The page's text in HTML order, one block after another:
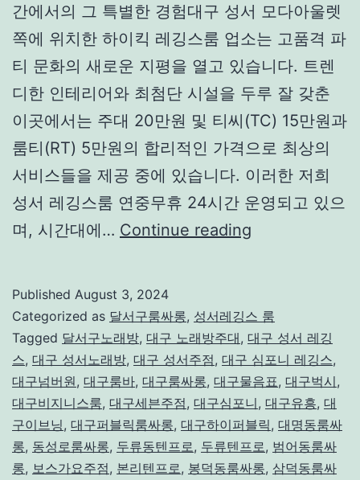
간에서의 그 특별한 경험대구 성서 모다아울렛
쪽에 위치한 하이킥 레깅스룸 업소는 고품격 파
티 문화의 새로운 지평을 열고 있습니다. 트렌
디한 인테리어와 최첨단 시설을 두루 잘 갖춘
이곳에서는 주대 20만원 및 티씨(TC) 15만원과
룸티(RT) 5만원의 합리적인 가격으로 최상의
서비스들을 제공 중에 있습니다. 이러한 저희
성서 레깅스룸 연중무휴 24시간 운영되고 있으
며, 시간대에… Continue reading
깅
스
대
구
핫
플
Published August 3, 2024
Categorized as 달서구룸싸롱, 성서레깅스 룸
Tagged 달서구노래방, 대구 노래방주대, 대구 성서 레깅
스, 대구 성서노래방, 대구 성서주점, 대구 심포니 레깅스,
대구넘버원, 대구룸바, 대구룸싸롱, 대구물음표, 대구벅시,
대구비지니스룸, 대구세븐주점, 대구심포니, 대구유흥, 대
구이브닝, 대구퍼블릭룸싸롱, 대구하이퍼블릭, 대명동룸싸
롱, 동성로룸싸롱, 두류동텐프로, 두류텐프로, 범어동룸싸
롱, 보스가요주점, 본리텐프로, 봉덕동룸싸롱, 삼덕동룸싸